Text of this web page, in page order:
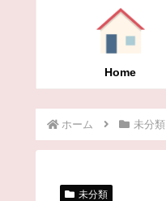
Home
ホーム 未分類
未分類